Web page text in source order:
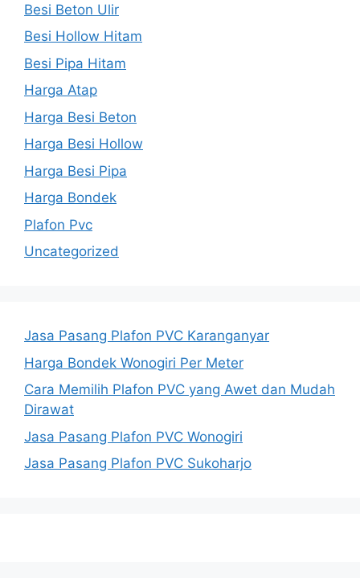
Besi Beton Ulir
Besi Hollow Hitam
Besi Pipa Hitam
Harga Atap
Harga Besi Beton
Harga Besi Hollow
Harga Besi Pipa
Harga Bondek
Plafon Pvc
Uncategorized
Jasa Pasang Plafon PVC Karanganyar
Harga Bondek Wonogiri Per Meter
Cara Memilih Plafon PVC yang Awet dan Mudah
Dirawat
Jasa Pasang Plafon PVC Wonogiri
Jasa Pasang Plafon PVC Sukoharjo